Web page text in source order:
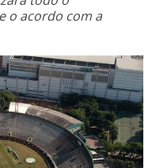
o acordo com a